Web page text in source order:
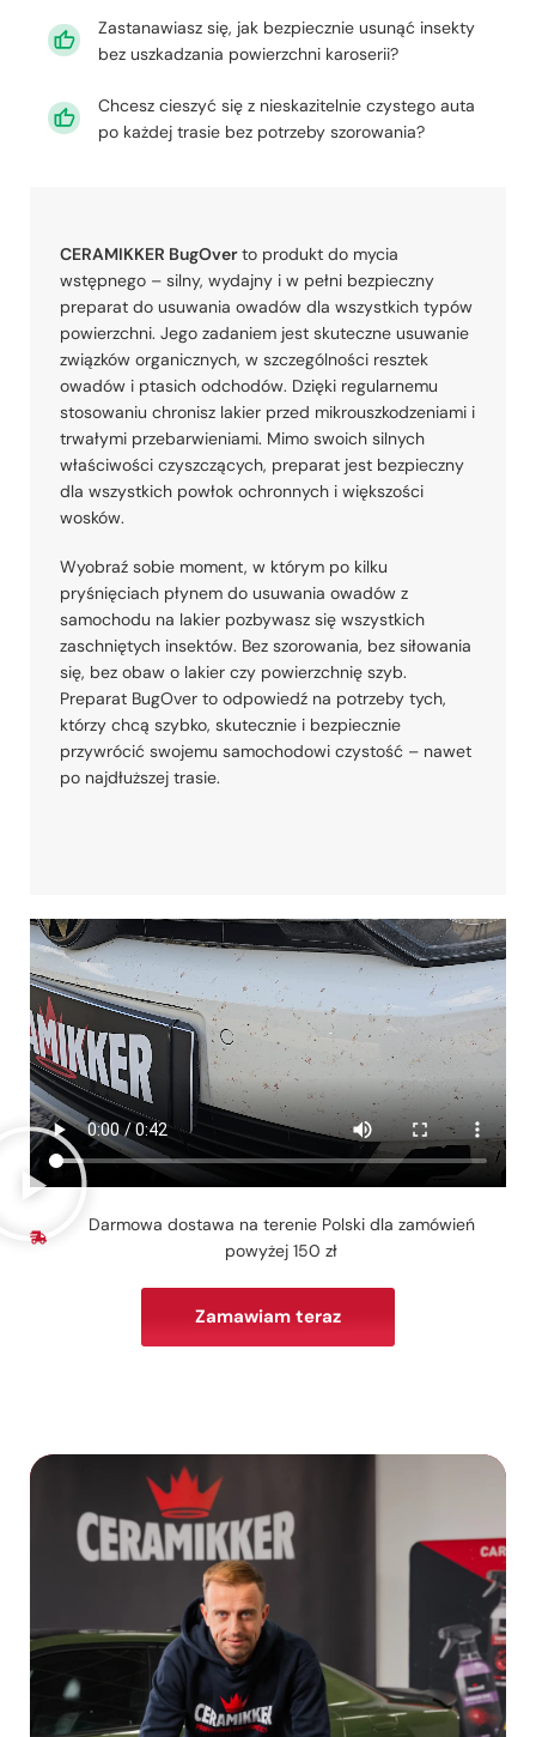
Zastanawiasz się, jak bezpiecznie usunąć insekty
bez uszkadzania powierzchni karoserii?
Chcesz cieszyć się z nieskazitelnie czystego auta
po każdej trasie bez potrzeby szorowania?
CERAMIKKER BugOverto produkt do mycia
wstępnego – silny, wydajny i w pełni bezpieczny
preparat do usuwania owadów dla wszystkich typów
powierzchni. Jego zadaniem jest skuteczne usuwanie
związków organicznych, w szczególności resztek
owadów i ptasich odchodów. Dzięki regularnemu
stosowaniu chronisz lakier przed mikrouszkodzeniami i
trwałymi przebarwieniami. Mimo swoich silnych
właściwości czyszczących, preparat jest bezpieczny
dla wszystkich powłok ochronnych i większości
wosków.
Wyobraź sobie moment, w którym po kilku
pryśnięciach płynem do usuwania owadów z
samochodu na lakier pozbywasz się wszystkich
zaschniętych insektów. Bez szorowania, bez siłowania
się, bez obaw o lakier czy powierzchnię szyb.
Preparat BugOver to odpowiedź na potrzeby tych,
którzy chcą szybko, skutecznie i bezpiecznie
przywrócić swojemu samochodowi czystość – nawet
po najdłuższej trasie.
Darmowa dostawa na terenie Polski dla zamówień
powyżej 150 zł
Zamawiam teraz